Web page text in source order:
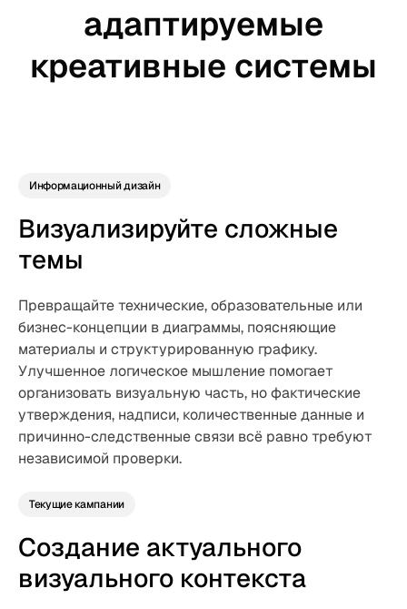
адаптируемые
креативные системы
Информационный дизайн
Визуализируйте сложные
темы
Превращайте технические, образовательные или
бизнес-концепции в диаграммы, поясняющие
материалы и структурированную графику.
Улучшенное логическое мышление помогает
организовать визуальную часть, но фактические
утверждения, надписи, количественные данные и
причинно-следственные связи всё равно требуют
независимой проверки.
Текущие кампании
Создание актуального
визуального контекста